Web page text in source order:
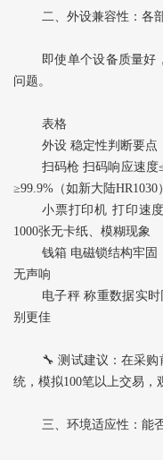
二、外设兼容性：各
即使单个设备质量好
问题。
表格
外设 稳定性判断要点
扫码枪‌ 扫码响应速度
≥99.9%（如新大陆HR1030）
小票打印机‌ 打印速
1000张无卡纸、模糊现象
钱箱‌ 电磁锁结构牢固
无声响
电子秤‌ 称重数据实
别更佳
🔧 ‌测试建议‌：在采
统，模拟100笔以上交易，
三、环境适应性：能